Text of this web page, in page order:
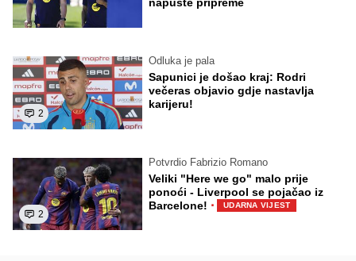
2
Odluka je pala
Sapunici je došao kraj: Rodri
večeras objavio gdje nastavlja
karijeru!
2
Potvrdio Fabrizio Romano
Veliki "Here we go" malo prije
ponoći - Liverpool se pojačao iz
Barcelone! · UDARNA VIJEST